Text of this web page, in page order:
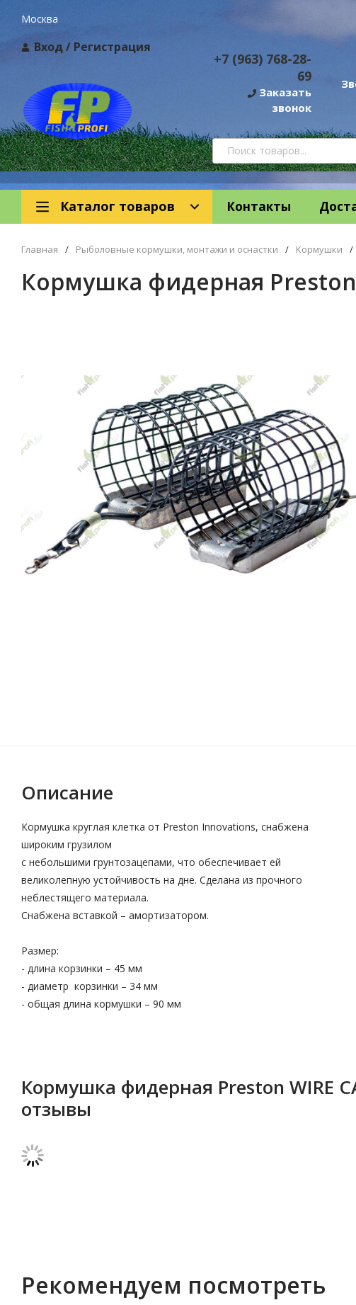
Москва
Вход/ Регистрация
+7 (963) 768-28-
69
Заказать
звонок
Каталог товаров Контакты
Главная / Рыболовные кормушки, монтажи и оснастки / Кормушки /
Кормушка фидерная Preston
Описание
Кормушка круглая клетка от Preston Innovations, снабжена
широким грузилом
с небольшими грунтозацепами, что обеспечивает ей
великолепную устойчивость на дне. Сделана из прочного
неблестящего материала.
Снабжена вставкой – амортизатором.
Размер:
- длина корзинки – 45 мм
- диаметр корзинки – 34 мм
- общая длина кормушки – 90 мм
Кормушка фидерная Preston WIRE
отзывы
Рекомендуем посмотреть